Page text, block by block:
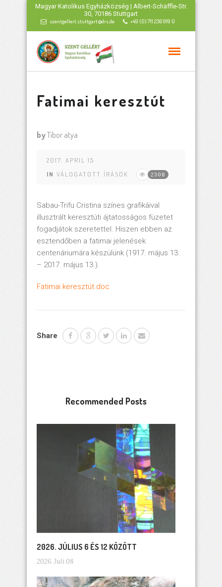
Magyar Katolikus Egyházközség | Albert-Schäffle-Str.
30, 70186 Stuttgart
szentgellert.stuttgart@drs.de +49 (0) 711 236 919 0
Fatimai keresztút
byTibor atya
2017. APRIL 15
IN VÁLOGATOTT ÍRÁSOK 2308
Sabau-Trifu Cristina színes grafikáival
illusztrált keresztúti ájtatosságos füzetet
fogadjátok szeretettel. Hiszen ebben az
esztendőben a fatimai jelenések
centenáriumára készülünk (1917. május 13.
– 2017. május 13.).
Fatimai keresztút.doc
Share
Recommended Posts
2026. JÚLIUS 6 ÉS 12 KÖZÖTT
2026. Juli 08